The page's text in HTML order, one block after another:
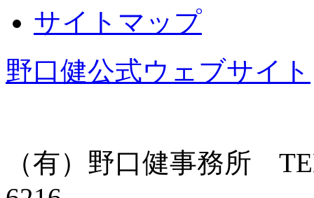
サイトマップ
野口健公式ウェブサイト
（有）野口健事務所